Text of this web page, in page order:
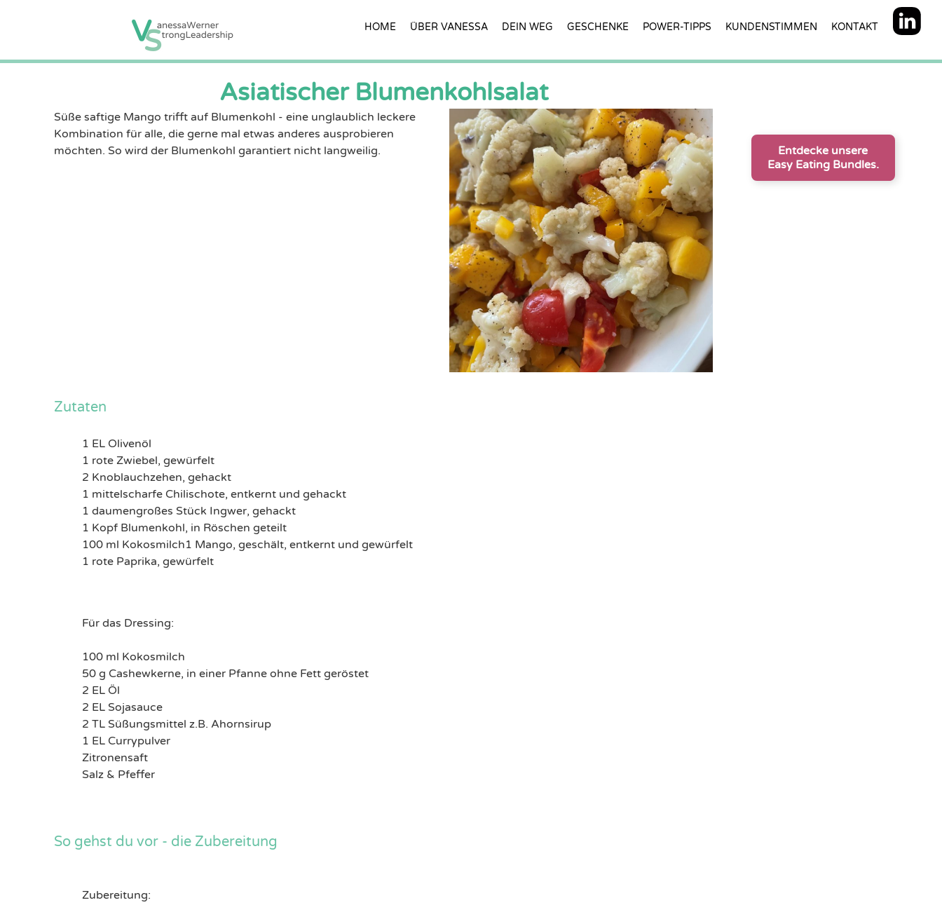
HOME ÜBER VANESSA DEIN WEG GESCHENKE POWER-TIPPS KUNDENSTIMMEN KONTAKT
Asiatischer Blumenkohlsalat
Süße saftige Mango trifft auf Blumenkohl - eine unglaublich leckere
Kombination für alle, die gerne mal etwas anderes ausprobieren
möchten. So wird der Blumenkohl garantiert nicht langweilig.
Zutaten
1 EL Olivenöl​
1 rote Zwiebel, gewürfelt
​2 Knoblauchzehen, gehackt​
1 mittelscharfe Chilischote, entkernt und gehackt​
1 daumengroßes Stück Ingwer, gehackt​
1 Kopf Blumenkohl, in Röschen geteilt​
100 ml Kokosmilch​1 Mango, geschält, entkernt und gewürfelt​
1 rote Paprika, gewürfelt
Für das Dressing​​:
100 ml Kokosmilch​
50 g Cashewkerne, in einer Pfanne ohne Fett geröstet​
2 EL Öl
​2 EL Sojasauce​
2 TL Süßungsmittel z.B. Ahornsirup​
1 EL Currypulver​
Zitronensaft​
Salz & Pfeffer​
So gehst du vor - die Zubereitung
Zubereitung:
Entdecke unsere
Easy Eating Bundles.